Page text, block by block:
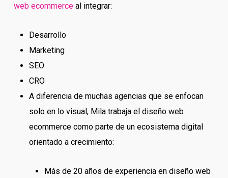
web ecommerceal integrar:
Desarrollo
Marketing
SEO
CRO
A diferencia de muchas agencias que se enfocan
solo en lo visual, Mila trabaja el diseño web
ecommerce como parte de un ecosistema digital
orientado a crecimiento:
Más de 20 años de experiencia en diseño web